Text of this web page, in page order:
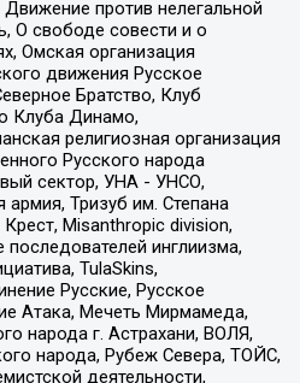
против нелегальной
О свободе совести и о
Омская организация
движения Русское
Братство, Клуб
Клуба Динамо,
религиозная организация
Русского народа
сектор, УНА - УНСО,
армия, Тризуб им. Степана
Misanthropic division,
инглиизма,
TulaSkins,
Русские, Русское
Атака, Мечеть Мирмамеда,
народа г. Астрахани, ВОЛЯ,
народа, Рубеж Севера, ТОЙС,
деятельности,